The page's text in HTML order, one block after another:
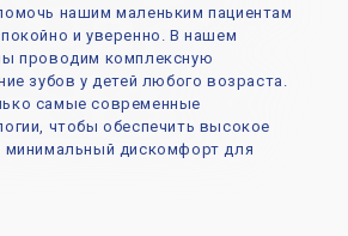
нашим маленьким пациентам
и уверенно. В нашем
проводим комплексную
зубов у детей любого возраста.
самые современные
чтобы обеспечить высокое
минимальный дискомфорт для